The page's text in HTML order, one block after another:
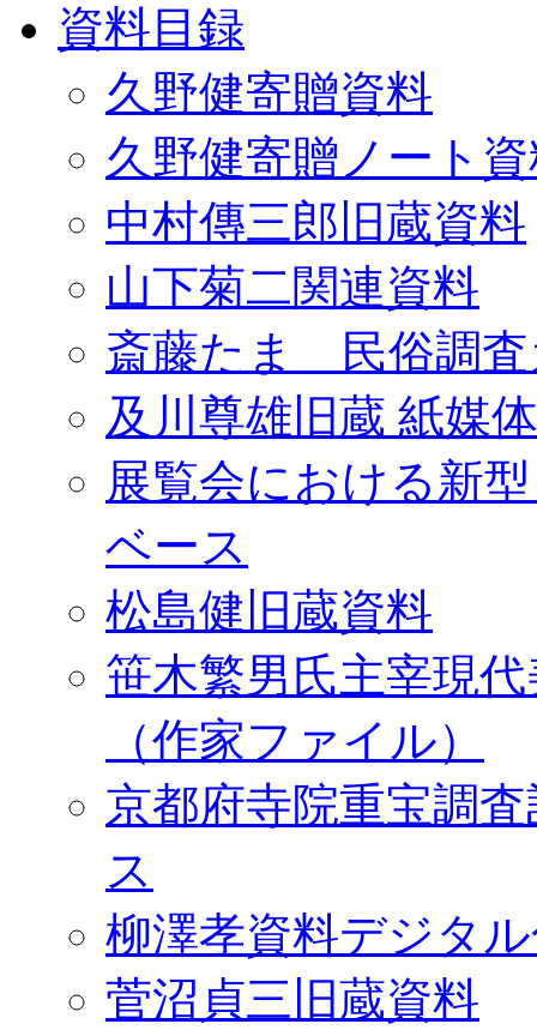
資料目録
久野健寄贈資料
久野健寄贈ノート
中村傳三郎旧蔵資料
山下菊二関連資料
斎藤たま 民俗調査
及川尊雄旧蔵 紙媒
展覧会における新
ベース
松島健旧蔵資料
笹木繁男氏主宰現
（作家ファイル）
京都府寺院重宝調
ス
柳澤孝資料デジタ
菅沼貞三旧蔵資料